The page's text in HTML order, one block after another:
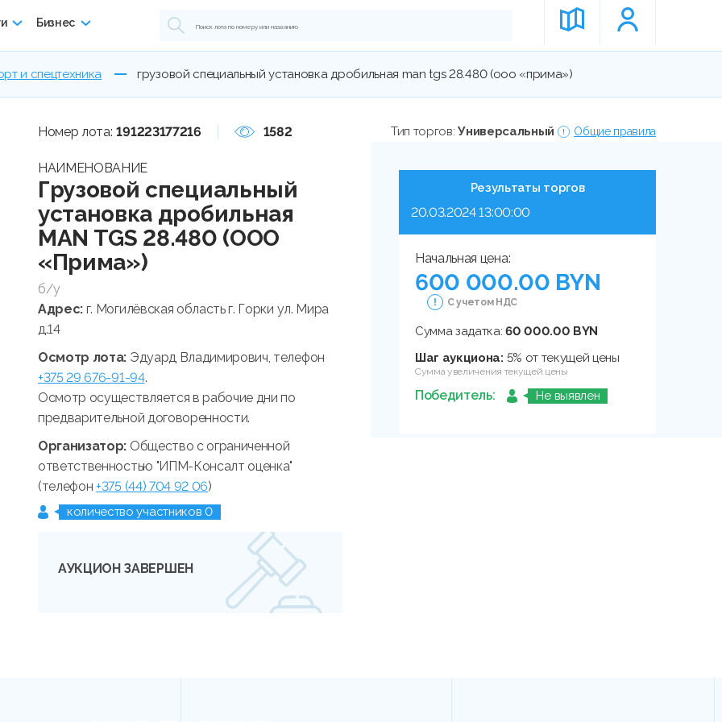
Бизнес
и спецтехника грузовой специальный установка дробильная man tgs 28.480 (ооо «прима»)
Номер лота: 191223177216 1582
НАИМЕНОВАНИЕ
Грузовой специальный
установка дробильная
MAN TGS 28.480 (ООО
«Прима»)
б/у
Адрес: г. Могилёвская область г. Горки ул. Мира
д.14
Осмотр лота: Эдуард Владимирович, телефон
+375 29 676-91-94.
Осмотр осуществляется в рабочие дни по
предварительной договоренности.
Организатор: Общество с ограниченной
ответственностью "ИПМ-Консалт оценка"
(телефон+375 (44) 704 92 06)
количество участников 0
АУКЦИОН ЗАВЕРШЕН
Тип торгов:Универсальный Общие правила
Результаты торгов
20.03.2024 13:00:00
Начальная цена:
600 000.00 BYN
С учетом НДС
Сумма задатка:60 000.00 BYN
Шаг аукциона: 5% от текущей цены
Сумма увеличения текущей цены
Победитель: Не выявлен